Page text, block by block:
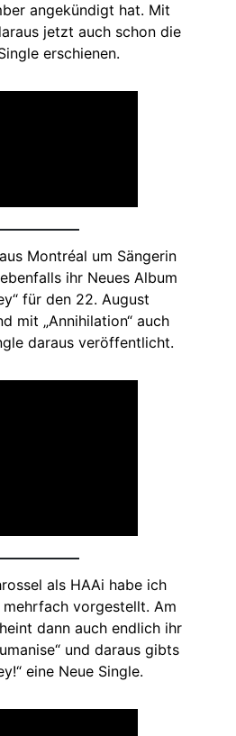
angekündigt hat. Mit
jetzt auch schon die
erschienen.
Montréal um Sängerin
ihr Neues Album
für den 22. August
mit „Annihilation“ auch
daraus veröffentlicht.
als HAAi habe ich
vorgestellt. Am
dann auch endlich ihr
und daraus gibts
eine Neue Single.